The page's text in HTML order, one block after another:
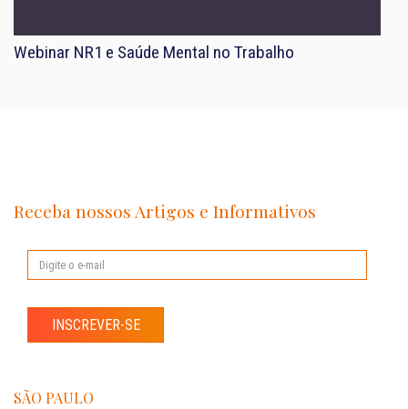
Webinar NR1 e Saúde Mental no Trabalho
Receba nossos Artigos e Informativos
INSCREVER-SE
SÃO PAULO